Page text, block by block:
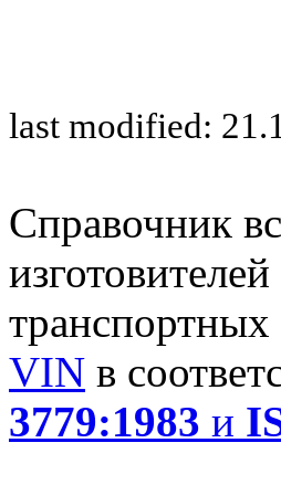
last modified:
Справочник
транспортных
VIN в
3779:1983 и